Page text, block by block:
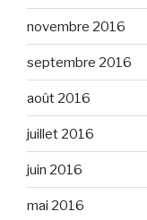
novembre 2016
septembre 2016
août 2016
juillet 2016
juin 2016
mai 2016